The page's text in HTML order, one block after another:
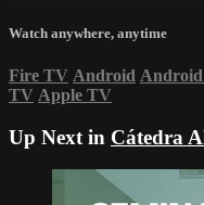
Watch anywhere, anytime
Fire TV Android
TV Apple TV
Up Next in Cátedra